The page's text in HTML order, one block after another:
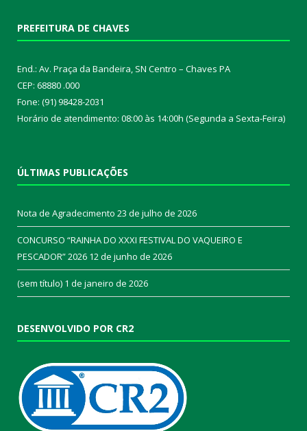
PREFEITURA DE CHAVES
End.: Av. Praça da Bandeira, SN Centro – Chaves PA
CEP: 68880 .000
Fone: (91) 98428-2031
Horário de atendimento: 08:00 às 14:00h (Segunda a Sexta-Feira)
ÚLTIMAS PUBLICAÇÕES
Nota de Agradecimento 23 de julho de 2026
CONCURSO “RAINHA DO XXXI FESTIVAL DO VAQUEIRO E
PESCADOR” 2026 12 de junho de 2026
(sem título) 1 de janeiro de 2026
DESENVOLVIDO POR CR2